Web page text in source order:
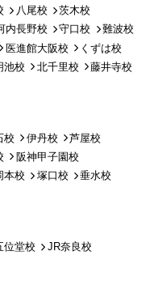
八尾校
茨木校
内長野校 守口校
難波校
医進館大阪校
くずは校
池校 北千里校
藤井寺校
校 伊丹校
芦屋校
阪神甲子園校
本校 塚口校
垂水校
位堂校
JR奈良校